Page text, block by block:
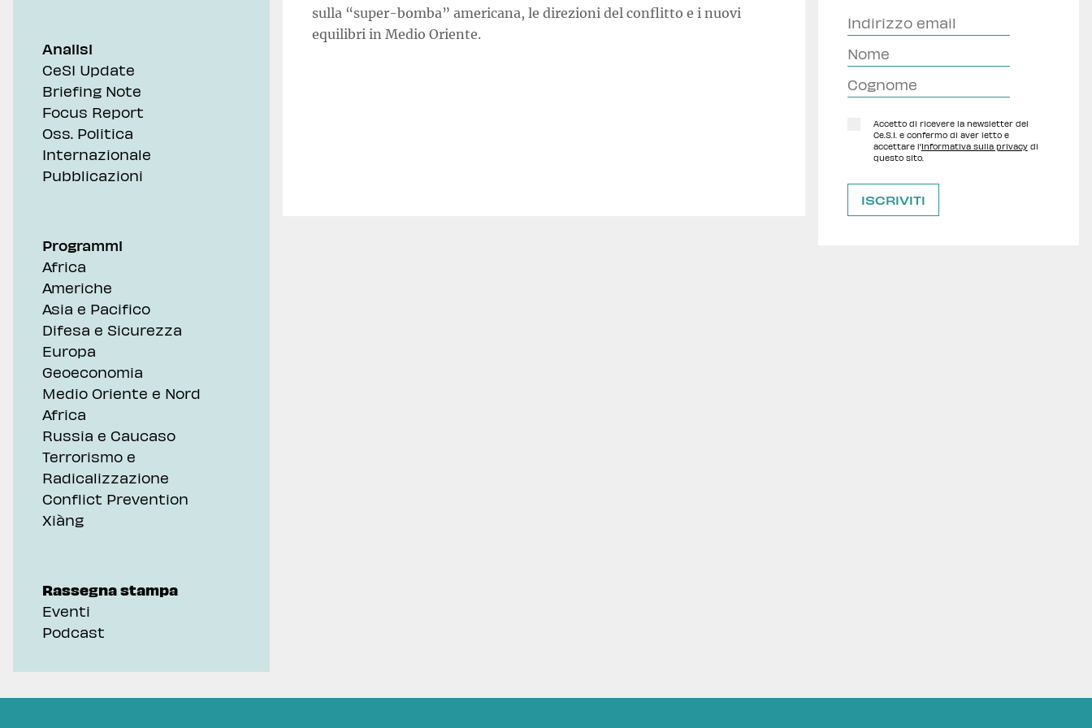
Analisi
CeSI Update
Briefing Note
Focus Report
Oss. Politica
Internazionale
Pubblicazioni
Programmi
Africa
Americhe
Asia e Pacifico
Difesa e Sicurezza
Europa
Geoeconomia
Medio Oriente e Nord
Africa
Russia e Caucaso
Terrorismo e
Radicalizzazione
Conflict Prevention
Xiàng
Rassegna stampa
Eventi
Podcast
sulla “super-bomba” americana, le direzioni del conflitto e i nuovi
equilibri in Medio Oriente.
Accetto di ricevere la newsletter del
Ce.S.I. e confermo di aver letto e
accettare l'Informativa sulla privacydi
questo sito.